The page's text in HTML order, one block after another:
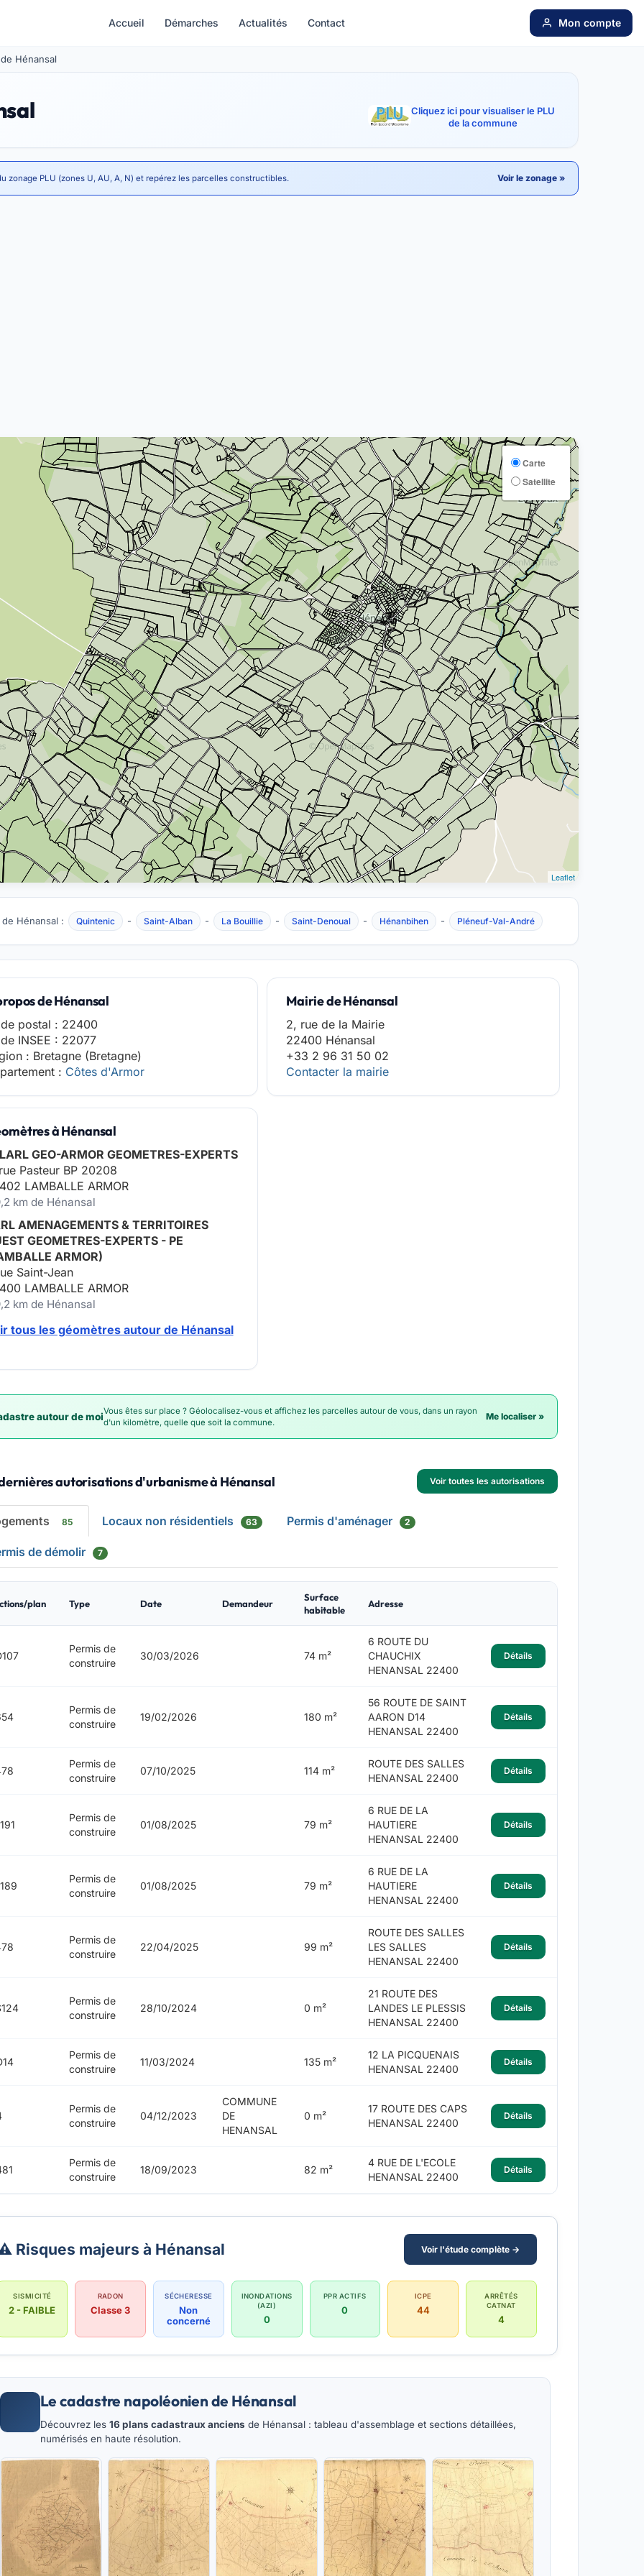
Accueil Démarches Actualités Contact Mon compte
Hénansal
Cliquez ici pour visualiser le PLU
de la commune
zonage PLU (zones U, AU, A, N) et repérez les parcelles constructibles. Voir le zonage »
Carte
Satellite
Leaflet
Hénansal : Quintenic - Saint-Alban - La Bouillie - Saint-Denoual - Hénanbihen - Pléneuf-Val-André
de Hénansal
postal : 22400
INSEE : 22077
: Bretagne (Bretagne)
: Côtes d'Armor
Mairie de Hénansal
2, rue de la Mairie
22400 Hénansal
+33 2 96 31 50 02
Contacter la mairie
à Hénansal
GEO-ARMOR GEOMETRES-EXPERTS
Pasteur BP 20208
LAMBALLE ARMOR
km de Hénansal
AMENAGEMENTS & TERRITOIRES
GEOMETRES-EXPERTS - PE
ARMOR)
Saint-Jean
LAMBALLE ARMOR
km de Hénansal
tous les géomètres autour de Hénansal
autour de moiVous êtes sur place ? Géolocalisez-vous et affichez les parcelles autour de vous, dans un rayon
d'un kilomètre, quelle que soit la commune.
Me localiser »
autorisations d'urbanisme à Hénansal Voir toutes les autorisations
85 Locaux non résidentiels 63 Permis d'aménager 2
de démolir 7
plan Type Date Demandeur
Surface
habitable
Adresse
Permis de
construire
30/03/2026 74 m²
6 ROUTE DU
CHAUCHIX
HENANSAL 22400
Détails
Permis de
construire
19/02/2026 180 m²
56 ROUTE DE SAINT
AARON D14
HENANSAL 22400
Détails
Permis de
construire
07/10/2025 114 m²
ROUTE DES SALLES
HENANSAL 22400
Détails
Permis de
construire
01/08/2025 79 m²
6 RUE DE LA
HAUTIERE
HENANSAL 22400
Détails
Permis de
construire
01/08/2025 79 m²
6 RUE DE LA
HAUTIERE
HENANSAL 22400
Détails
Permis de
construire
22/04/2025 99 m²
ROUTE DES SALLES
LES SALLES
HENANSAL 22400
Détails
Permis de
construire
28/10/2024 0 m²
21 ROUTE DES
LANDES LE PLESSIS
HENANSAL 22400
Détails
Permis de
construire
11/03/2024 135 m²
12 LA PICQUENAIS
HENANSAL 22400
Détails
Permis de
construire
04/12/2023
COMMUNE
DE
HENANSAL
0 m²
17 ROUTE DES CAPS
HENANSAL 22400
Détails
Permis de
construire
18/09/2023 82 m²
4 RUE DE L'ECOLE
HENANSAL 22400
Détails
Risques majeurs à Hénansal Voir l'étude complète →
SISMICITÉ
2 - FAIBLE
RADON
Classe 3
SÉCHERESSE
Non
concerné
INONDATIONS
(AZI)
0
PPR ACTIFS
0
ICPE
44
ARRÊTÉS
CATNAT
4
Le cadastre napoléonien de Hénansal
Découvrez les 16 plans cadastraux anciens de Hénansal : tableau d'assemblage et sections détaillées,
numérisés en haute résolution.